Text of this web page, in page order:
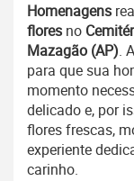
Homenagens
flores no
Mazagão (AP).
para que sua
momento
delicado e, por
flores frescas,
experiente
carinho.